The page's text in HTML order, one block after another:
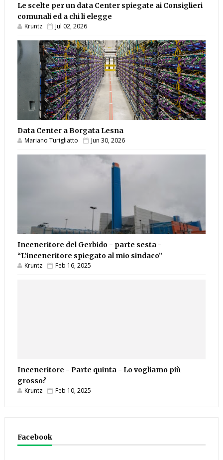
Le scelte per un data Center spiegate ai Consiglieri
comunali ed a chi li elegge
Kruntz Jul 02, 2026
Data Center a Borgata Lesna
Mariano Turigliatto Jun 30, 2026
Inceneritore del Gerbido - parte sesta -
“L’inceneritore spiegato al mio sindaco”
Kruntz Feb 16, 2025
Inceneritore - Parte quinta - Lo vogliamo più
grosso?
Kruntz Feb 10, 2025
Facebook